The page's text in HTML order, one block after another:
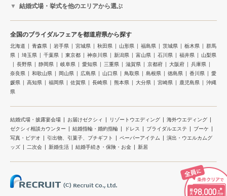
結婚式場・挙式を他のエリアから選ぶ
全国のブライダルフェアを都道府県から探す
北海道 青森県 岩手県 宮城県 秋田県 山形県 福島県 茨城県 栃木県
群馬
県
埼玉県 千葉県 東京都 神奈川県 新潟県 富山県 石川県 福井県
山梨県
長野県
静岡県 岐阜県 愛知県 三重県 滋賀県 京都府 大阪府
兵庫県
奈良県
和歌山県 岡山県 広島県 山口県 鳥取県 島根県 徳島県 香川県
愛
媛県
高知県 福岡県 佐賀県 長崎県 熊本県 大分県 宮崎県 鹿児島県
沖縄
県
結婚式場・披露宴会場 お届けゼクシィ リゾートウエディング
海外ウエディング
ゼクシィ相談カウンター
結婚指輪・婚約指輪 ドレス ブライダルエステ
ブーケ
写真・ビデオ
引出物、引菓子、プチギフト ペーパーアイテム
演出・ウエルカムグ
ッズ
二次会 新婚生活 結婚手続き・保険・お金 新居